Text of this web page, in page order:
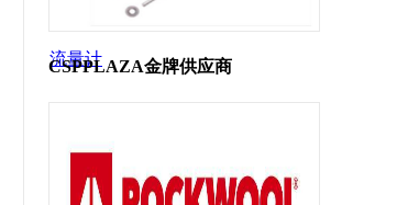
流量计
CSPPLAZA金牌供应商